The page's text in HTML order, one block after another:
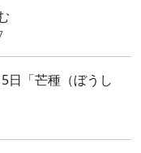
「芒種（ぼうし